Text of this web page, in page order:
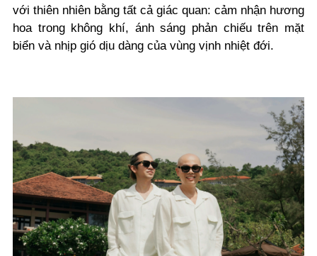
với thiên nhiên bằng tất cả giác quan: cảm nhận hương
hoa trong không khí, ánh sáng phản chiếu trên mặt
biển và nhịp gió dịu dàng của vùng vịnh nhiệt đới.